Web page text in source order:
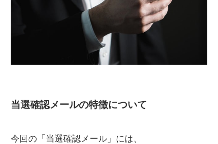
当選確認メールの特徴について
今回の「当選確認メール」には、